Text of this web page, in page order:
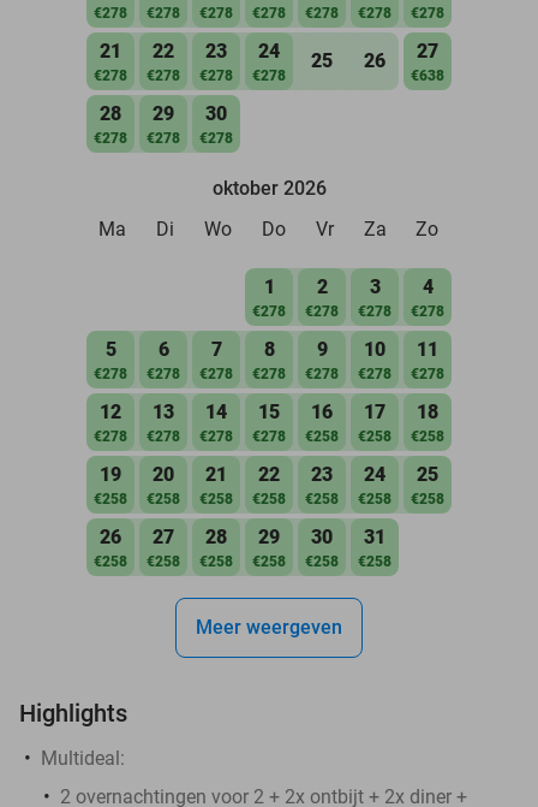
€278 €278 €278 €278 €278 €278 €278
21
€278
22
€278
23
€278
24
€278
25 26 27
€638
28
€278
29
€278
30
€278
oktober 2026
Ma
Di Wo Do Vr Za Zo
1
€278
2
€278
3
€278
4
€278
5
€278
6
€278
7
€278
8
€278
9
€278
10
€278
11
€278
12
€278
13
€278
14
€278
15
€278
16
€258
17
€258
18
€258
19
€258
20
€258
21
€258
22
€258
23
€258
24
€258
25
€258
26
€258
27
€258
28
€258
29
€258
30
€258
31
€258
Meer weergeven
Highlights
Multideal:
2 overnachtingen voor 2 + 2x ontbijt + 2x diner +